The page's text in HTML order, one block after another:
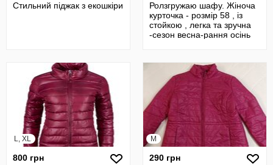
Стильний піджак з екошкіри
Ролзгружаю шафу. Жіноча
курточка - розмір 58 , із
стойкою , легка та зручна
-сезон весна-рання осінь
L, XL
800 грн
M
290 грн